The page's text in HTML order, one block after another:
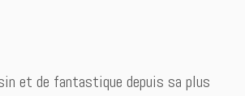
et de fantastique depuis sa plus